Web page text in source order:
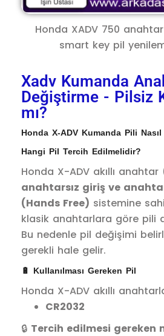
Honda XADV 750
smart key pil
Xadv Kumanda
Değiştirme - Pilsiz
mı?
Honda X-ADV Kumanda Pili
Hangi Pil Tercih Edilmelidir?
Honda X-ADV akıllı
anahtarsız giriş ve
(Hands Free) sistemine
klasik anahtarlara göre pili
Bu nedenle pil değişimi
gerekli hale gelir.
🔋 Kullanılması Gereken Pil
Honda X-ADV akıllı
CR2032
🔒 Tercih edilmesi gereken